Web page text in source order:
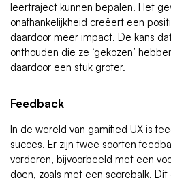
leertraject kunnen bepalen. Het
onafhankelijkheid creëert een
daardoor meer impact. De kans
onthouden die ze ‘gekozen’
daardoor een stuk groter.
Feedback
In de wereld van gamified UX is
succes. Er zijn twee soorten
vorderen, bijvoorbeeld met een
doen, zoals met een scorebalk. Dit